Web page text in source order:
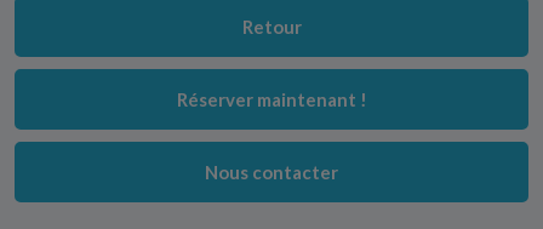
Retour
Réserver maintenant !
Nous contacter